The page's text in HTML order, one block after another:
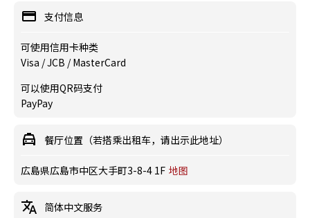
支付信息
可使用信用卡种类
Visa / JCB / MasterCard
可以使用QR码支付
PayPay
餐厅位置（若搭乘出租车，请出示此地址）
広島県広島市中区大手町3-8-4 1F 地图
简体中文服务